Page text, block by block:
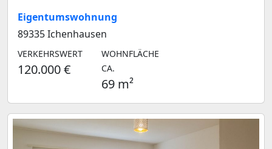
Eigentumswohnung
89335 Ichenhausen
VERKEHRSWERT
120.000 €
WOHNFLÄCHE
CA.
69 m²